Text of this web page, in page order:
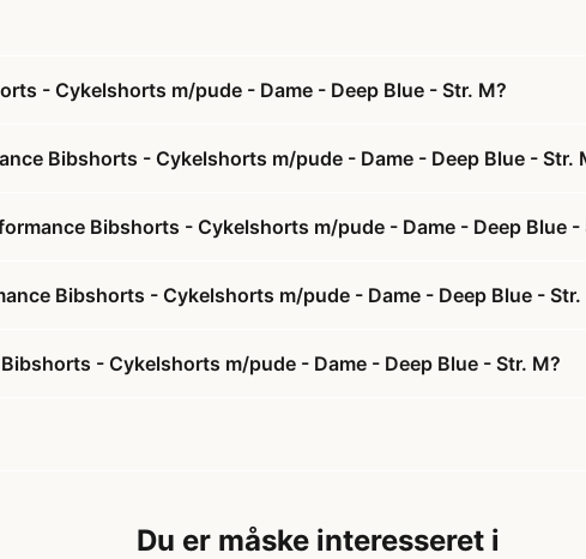
- Cykelshorts m/pude - Dame - Deep Blue - Str. M?
Bibshorts - Cykelshorts m/pude - Dame - Deep Blue - Str.
Bibshorts - Cykelshorts m/pude - Dame - Deep Blue -
Bibshorts - Cykelshorts m/pude - Dame - Deep Blue - Str.
- Cykelshorts m/pude - Dame - Deep Blue - Str. M?
Du er måske interesseret i